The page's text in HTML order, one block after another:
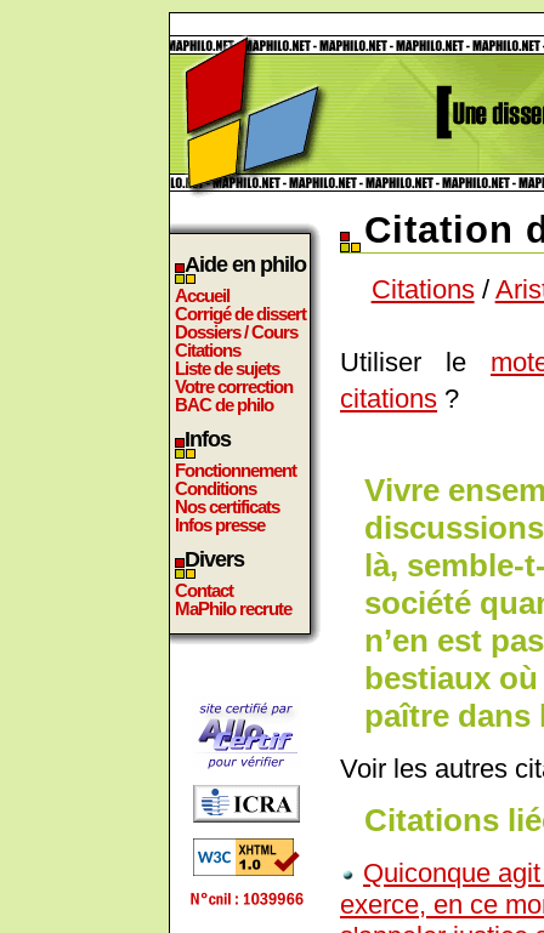
Aide en philo
Accueil
Corrigé de dissert
Dossiers / Cours
Citations
Liste de sujets
Votre correction
BAC de philo
Infos
Fonctionnement
Conditions
Nos certificats
Infos presse
Divers
Contact
MaPhilo recrute
Citation
Citations/
Utiliser le
citations ?
Vivre
là, semble-
société
n’en est
bestiaux
paître dans
Voir les autres
Citations
Quiconque
exerce, en ce